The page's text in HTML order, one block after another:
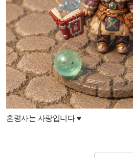
혼령사는 사랑입니다 ♥